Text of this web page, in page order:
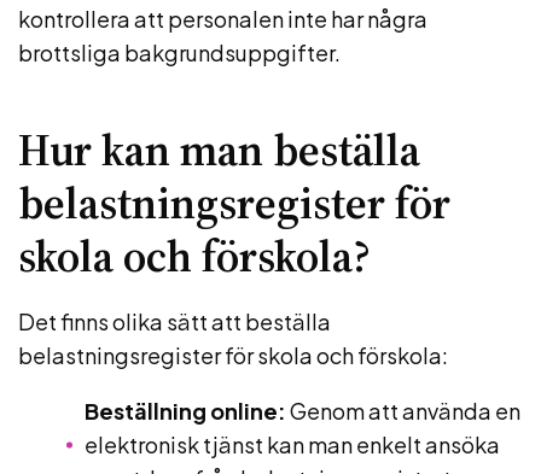
kontrollera att personalen inte har några
brottsliga bakgrundsuppgifter.
Hur kan man beställa
belastningsregister för
skola och förskola?
Det finns olika sätt att beställa
belastningsregister för skola och förskola:
Beställning online: Genom att använda en
elektronisk tjänst kan man enkelt ansöka